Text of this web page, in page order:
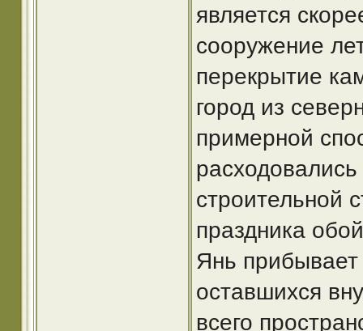
является
сооружение
перекрытие
город из
примерной
строительной
праздника
Янь
оставшихся
всего